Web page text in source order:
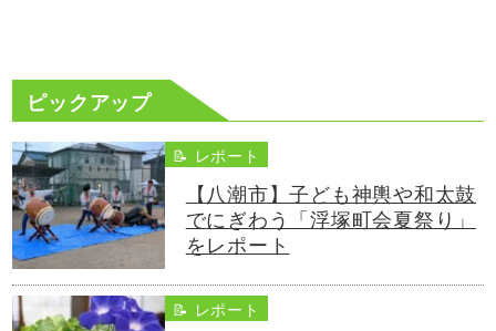
ピックアップ
📝 レポート
【八潮市】子ども神輿や和太鼓
でにぎわう「浮塚町会夏祭り」
をレポート
📝 レポート